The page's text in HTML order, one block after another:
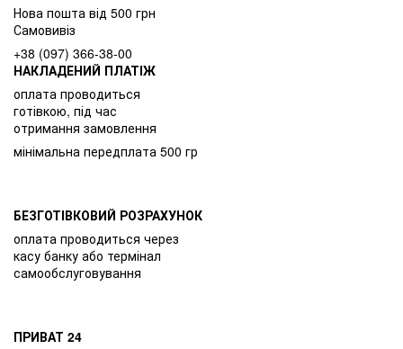
Нова пошта від 500 грн
Самовивіз
+38 (097) 366-38-00
НАКЛАДЕНИЙ ПЛАТІЖ
оплата проводиться
готівкою, під час
отримання замовлення
мінімальна передплата 500 гр
БЕЗГОТІВКОВИЙ РОЗРАХУНОК
оплата проводиться через
касу банку або термінал
самообслуговування
ПРИВАТ 24